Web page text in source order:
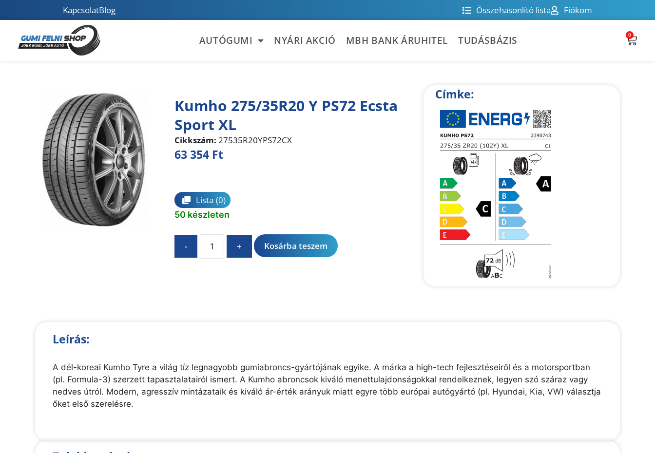
KapcsolatBlog Összehasonlító lista Fiókom
AUTÓGUMI NYÁRI AKCIÓ MBH BANK ÁRUHITEL TUDÁSBÁZIS 0
Kumho 275/35R20 Y PS72 Ecsta
Sport XL
Cikkszám: 27535R20YPS72CX
63 354 Ft
Lista (0)
50 készleten
- + Kosárba teszem
e
Címke:
Leírás:
A dél-koreai Kumho Tyre a világ tíz legnagyobb gumiabroncs-gyártójának egyike. A márka a high-tech fejlesztéseiről és a motorsportban
(pl. Formula-3) szerzett tapasztalatairól ismert. A Kumho abroncsok kiváló menettulajdonságokkal rendelkeznek, legyen szó száraz vagy
nedves útról. Modern, agresszív mintázataik és kiváló ár-érték arányuk miatt egyre több európai autógyártó (pl. Hyundai, Kia, VW) választja
őket első szerelésre.